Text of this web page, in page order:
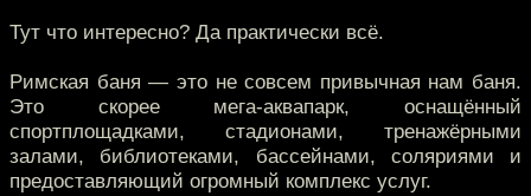
Тут что интересно? Да практически всё.
Римская баня — это не совсем привычная нам баня.
Это скорее мега-аквапарк, оснащённый
спортплощадками, стадионами, тренажёрными
залами, библиотеками, бассейнами, соляриями и
предоставляющий огромный комплекс услуг.